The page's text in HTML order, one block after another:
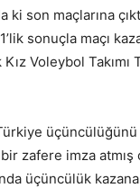
son maçlarına
sonuçla maçı
Voleybol
zafere imza atmış
üçüncülük